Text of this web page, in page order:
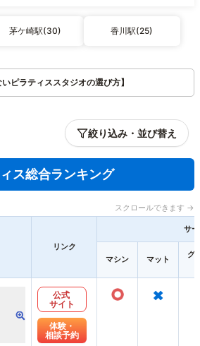
茅ケ崎駅(30) 香川駅(25)
ピラティススタジオの選び方】
絞り込み・並び替え
ス総合ランキング
スクロールできます →
リンク
サ
マシン マット
グ
公式
サイト
体験・
相談予約
○ ×